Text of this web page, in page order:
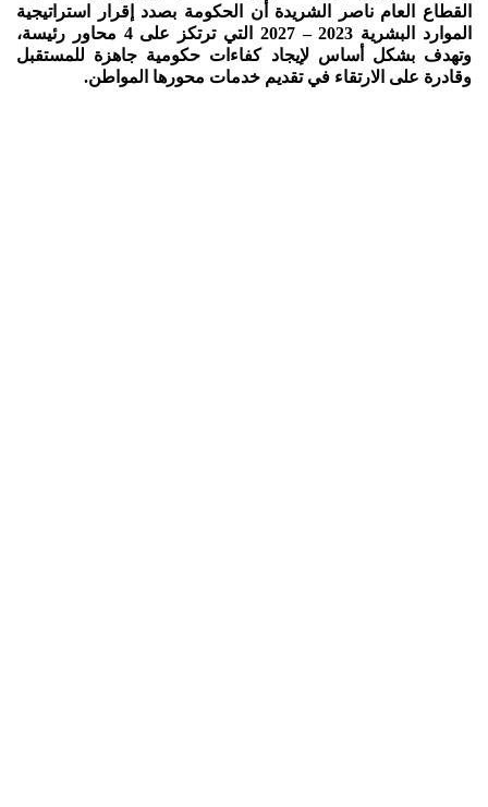
القطاع العام ناصر الشريدة أن الحكومة بصدد إقرار استراتيجية
الموارد البشرية 2023 – 2027 التي ترتكز على 4 محاور رئيسة،
وتهدف بشكل أساس لإيجاد كفاءات حكومية جاهزة للمستقبل
وقادرة على الارتقاء في تقديم خدمات محورها المواطن.